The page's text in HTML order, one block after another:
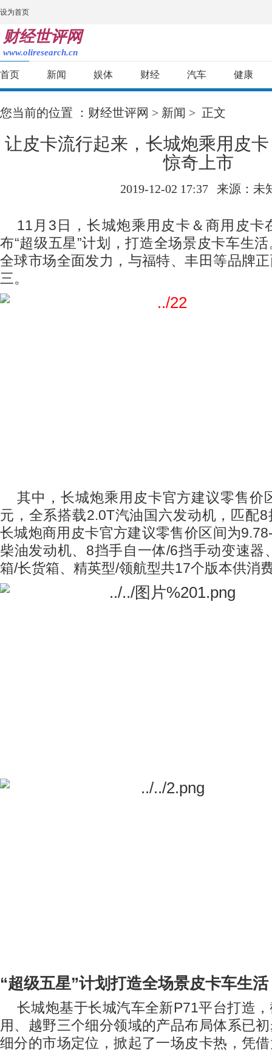
设为首页
财经世评网
www.oliresearch.cn
首页 新闻 娱体 财经 汽车 健康
您当前的位置 ： 财经世评网 > 新闻 > 正文
让皮卡流行起来，长城炮乘用皮
惊奇上市
2019-12-02 17:37 来源：未
11 月 3日，长城炮乘用皮卡＆商用皮卡
布“超级五星”计划，打造全场景皮卡车生
全球市场全面发力，与福特、丰田等品牌
三。
其中，长城炮乘用皮卡官方建议零售价
元，全系搭载2.0T汽油国六发动机，匹配8
长城炮商用皮卡官方建议零售价区间为
柴油发动机、 8挡手自一体/6挡手动变速器
箱/长货箱、精英型/领航型共17个版本供消
“超级五星”计划打造全场景皮卡车生活
长城炮基于长城汽车全新P71平台打造
用、越野三个细分领域的产品布局体系已
细分的市场定位，掀起了一场皮卡热，凭